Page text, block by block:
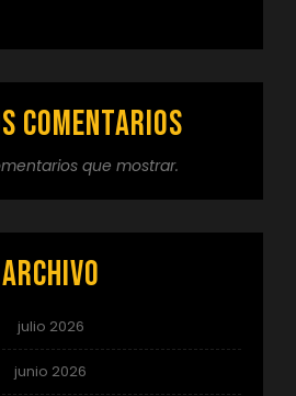
comentarios
que mostrar.
Archivo
julio 2026
junio 2026